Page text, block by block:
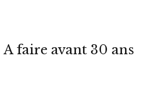
A faire avant 30 ans